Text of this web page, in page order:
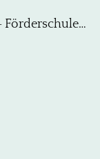
Schulen - Förderschulen - BFZ